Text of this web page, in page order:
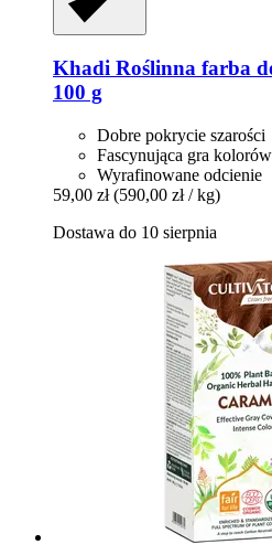
Khadi Roślinna farba
100 g
Dobre pokrycie szarości
Fascynująca gra kolorów
Wyrafinowane odcienie
59,00 zł (590,00 zł / kg)
Dostawa do 10 sierpnia